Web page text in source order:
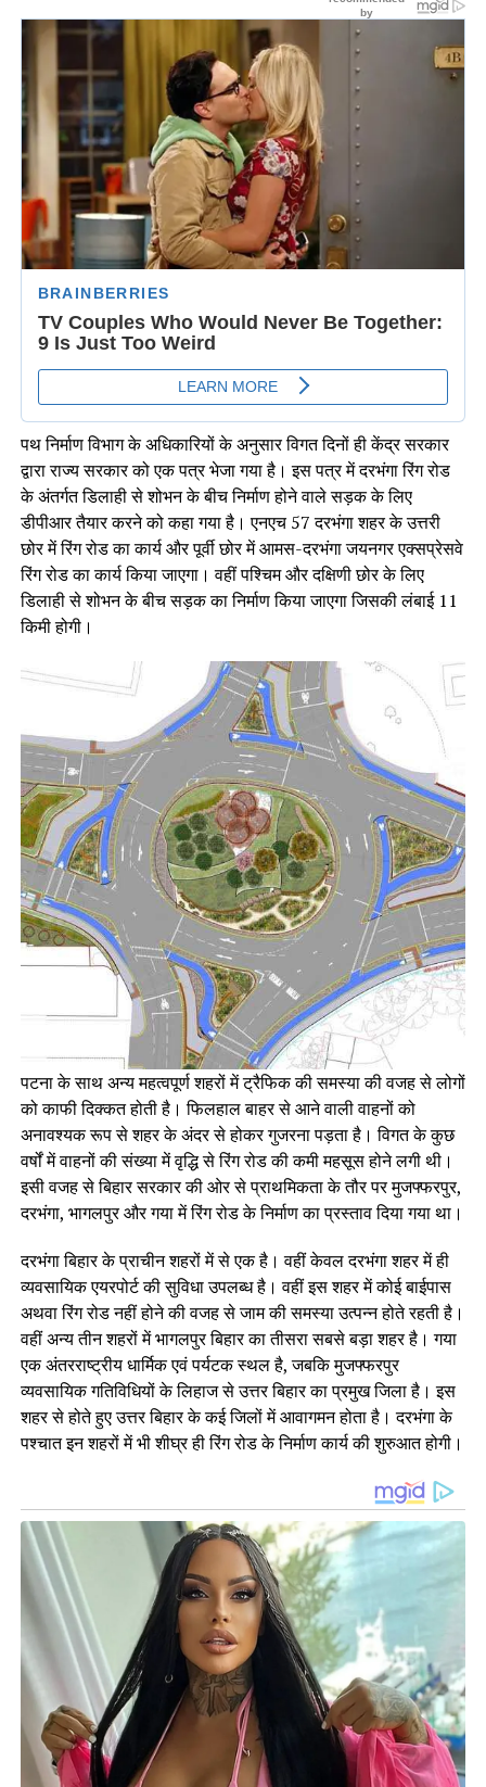
पथ निर्माण विभाग के अधिकारियों के अनुसार विगत दिनों ही केंद्र सरकार
द्वारा राज्य सरकार को एक पत्र भेजा गया है। इस पत्र में दरभंगा रिंग रोड
के अंतर्गत डिलाही से शोभन के बीच निर्माण होने वाले सड़क के लिए
डीपीआर तैयार करने को कहा गया है। एनएच 57 दरभंगा शहर के उत्तरी
छोर में रिंग रोड का कार्य और पूर्वी छोर में आमस-दरभंगा जयनगर एक्सप्रेसवे
रिंग रोड का कार्य किया जाएगा। वहीं पश्चिम और दक्षिणी छोर के लिए
डिलाही से शोभन के बीच सड़क का निर्माण किया जाएगा जिसकी लंबाई 11
किमी होगी।
पटना के साथ अन्य महत्वपूर्ण शहरों में ट्रैफिक की समस्या की वजह से लोगों
को काफी दिक्कत होती है। फिलहाल बाहर से आने वाली वाहनों को
अनावश्‍यक रूप से शहर के अंदर से होकर गुजरना पड़ता है। विगत के कुछ
वर्षों में वाहनों की संख्या में वृद्धि से रिंग रोड की कमी महसूस होने लगी थी।
इसी वजह से बिहार सरकार की ओर से प्राथमिकता के तौर पर मुजफ्फरपुर,
दरभंगा, भागलपुर और गया में रिंग रोड के निर्माण का प्रस्ताव दिया गया था।
दरभंगा बिहार के प्राचीन शहरों में से एक है। वहीं केवल दरभंगा शहर में ही
व्‍यवसायिक एयरपोर्ट की सुविधा उपलब्‍ध है। वहीं इस शहर में कोई बाईपास
अथवा रिंग रोड नहीं होने की वजह से जाम की समस्या उत्पन्न होते रहती है।
वहीं अन्य तीन शहरों में भागलपुर बिहार का तीसरा सबसे बड़ा शहर है। गया
एक अंतरराष्ट्रीय धार्मिक एवं पर्यटक स्‍थल है, जबकि मुजफ्फरपुर
व्यवसायिक गतिविधियों के लिहाज से उत्तर बिहार का प्रमुख जिला है। इस
शहर से होते हुए उत्तर बिहार के कई जिलों में आवागमन होता है। दरभंगा के
पश्चात इन शहरों में भी शीघ्र ही रिंग रोड के निर्माण कार्य की शुरुआत होगी।